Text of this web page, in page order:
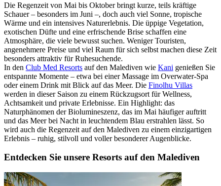
Die Regenzeit von Mai bis Oktober bringt kurze, teils kräftige
Schauer – besonders im Juni –, doch auch viel Sonne, tropische
Wärme und ein intensives Naturerlebnis. Die üppige Vegetation,
exotischen Düfte und eine erfrischende Brise schaffen eine
Atmosphäre, die viele bewusst suchen. Weniger Touristen,
angenehmere Preise und viel Raum für sich selbst machen diese Zeit
besonders attraktiv für Ruhesuchende.
In den Club Med Resorts auf den Malediven wie Kani genießen Sie
entspannte Momente – etwa bei einer Massage im Overwater-Spa
oder einem Drink mit Blick auf das Meer. Die Finolhu Villas
werden in dieser Saison zu einem Rückzugsort für Wellness,
Achtsamkeit und private Erlebnisse. Ein Highlight: das
Naturphänomen der Biolumineszenz, das im Mai häufiger auftritt
und das Meer bei Nacht in leuchtendem Blau erstrahlen lässt. So
wird auch die Regenzeit auf den Malediven zu einem einzigartigen
Erlebnis – ruhig, stilvoll und voller besonderer Augenblicke.
Entdecken Sie unsere Resorts auf den Malediven